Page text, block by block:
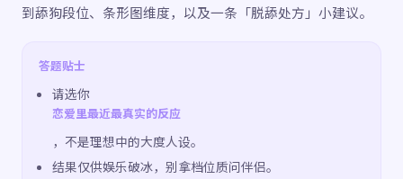
到舔狗段位、条形图维度，以及一条「脱舔处方」小建议。
答题贴士
请选你
恋爱里最近最真实的反应
，不是理想中的大度人设。
结果仅供娱乐破冰，别拿档位质问伴侣。